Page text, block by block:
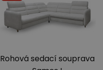
Rohová sedací souprava